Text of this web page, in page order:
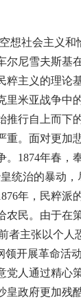
想社会主义
尔尼雪夫斯基
主义的理论
米亚战争中
推行自上而下
。面对更加
1874年春，
统治的暴动，
年，民粹派
民。由于在
者主张以个
开展革命活
党人通过精心
政府更加残